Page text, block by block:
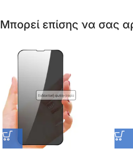
Μπορεί επίσης να σας
Ενδεικτική φωτογραφία